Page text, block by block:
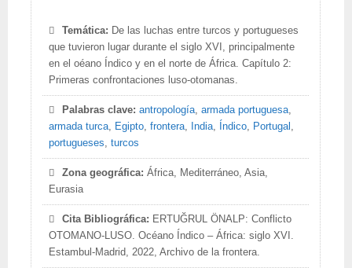
Temática: De las luchas entre turcos y portugueses
que tuvieron lugar durante el siglo XVI, principalmente
en el oéano Índico y en el norte de África. Capítulo 2:
Primeras confrontaciones luso-otomanas.
Palabras clave: antropología,armada portuguesa,
armada turca, Egipto,frontera, India, Índico, Portugal ,
portugueses,turcos
Zona geográfica: África, Mediterráneo, Asia,
Eurasia
Cita Bibliográfica: ERTUĞRUL ÖNALP: Conflicto
OTOMANO-LUSO. Océano Índico – África: siglo XVI.
Estambul-Madrid, 2022, Archivo de la frontera.